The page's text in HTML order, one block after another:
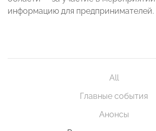
информацию для предпринимателей.
All
Главные события
Анонсы